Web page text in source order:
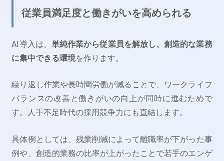
従業員満足度と働きがいを高められる
AI導入は、 単純作業から従業員を解放し、創造的な業務
に集中できる環境を作ります。
繰り返し作業や長時間労働が減ることで、ワークライフ
バランスの改善と働きがいの向上が同時に進むためで
す。人手不足時代の採用競争力にも直結します。
具体例としては、残業削減によって離職率が下がった事
例や、創造的業務の比率が上がったことで若手のエンゲ